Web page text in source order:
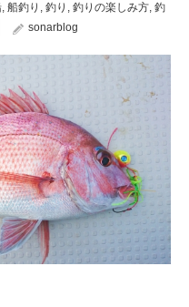
, 船釣り , 釣り , 釣りの楽しみ方, 釣
sonarblog